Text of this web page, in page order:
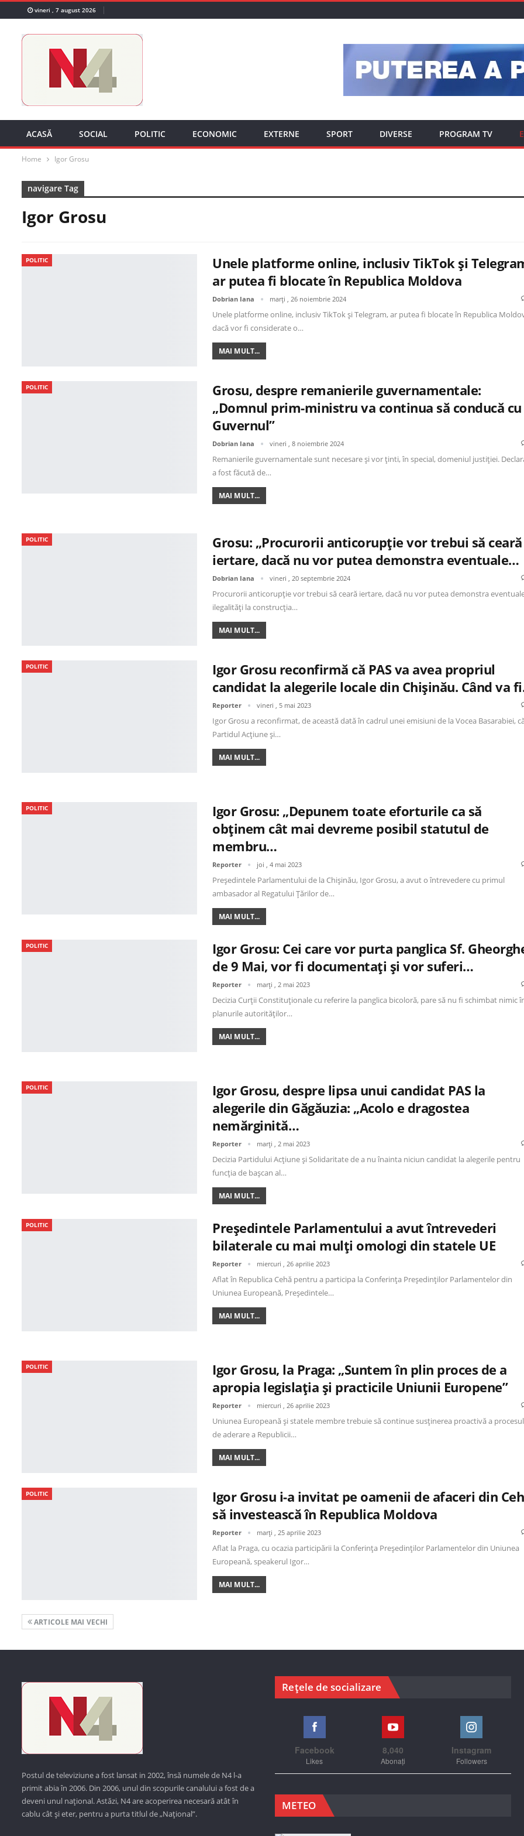
vineri , 7 august 2026
ACASĂ SOCIAL POLITIC ECONOMIC EXTERNE SPORT DIVERSE PROGRAM TV
Home Igor Grosu
navigare Tag
Igor Grosu
POLITIC
Unele platforme online, inclusiv TikTok și
ar putea fi blocate în Republica Moldova
Dobrian Iana marți , 26 noiembrie 2024
Unele platforme online, inclusiv TikTok și Telegram, ar putea fi blocate în Republica
dacă vor fi considerate o…
MAI MULT...
POLITIC
Grosu, despre remanierile guvernamentale:
„Domnul prim-ministru va continua să conducă cu
Guvernul”
Dobrian Iana vineri , 8 noiembrie 2024
Remanierile guvernamentale sunt necesare și vor ținti, în special, domeniul justiției.
a fost făcută de…
MAI MULT...
POLITIC
Grosu: „Procurorii anticorupție vor trebui să ceară
iertare, dacă nu vor putea demonstra eventuale…
Dobrian Iana vineri , 20 septembrie 2024
Procurorii anticorupție vor trebui să ceară iertare, dacă nu vor putea demonstra
ilegalități la construcția…
MAI MULT...
POLITIC
Igor Grosu reconfirmă că PAS va avea propriul
candidat la alegerile locale din Chișinău. Când va
Reporter vineri , 5 mai 2023
Igor Grosu a reconfirmat, de această dată în cadrul unei emisiuni de la Vocea Basarabiei,
Partidul Acțiune și…
MAI MULT...
POLITIC
Igor Grosu: „Depunem toate eforturile ca să
obținem cât mai devreme posibil statutul de
membru…
Reporter joi , 4 mai 2023
Președintele Parlamentului de la Chișinău, Igor Grosu, a avut o întrevedere cu primul
ambasador al Regatului Țărilor de…
MAI MULT...
POLITIC
Igor Grosu: Cei care vor purta panglica Sf.
de 9 Mai, vor fi documentați și vor suferi…
Reporter marți , 2 mai 2023
Decizia Curții Constituționale cu referire la panglica bicoloră, pare să nu fi schimbat nimic
planurile autorităților…
MAI MULT...
POLITIC
Igor Grosu, despre lipsa unui candidat PAS la
alegerile din Găgăuzia: „Acolo e dragostea
nemărginită…
Reporter marți , 2 mai 2023
Decizia Partidului Acțiune și Solidaritate de a nu înainta niciun candidat la alegerile pentru
funcția de bașcan al…
MAI MULT...
POLITIC
Președintele Parlamentului a avut întrevederi
bilaterale cu mai mulți omologi din statele UE
Reporter miercuri , 26 aprilie 2023
Aflat în Republica Cehă pentru a participa la Conferința Președinților Parlamentelor din
Uniunea Europeană, Președintele…
MAI MULT...
POLITIC
Igor Grosu, la Praga: „Suntem în plin proces de a
apropia legislația și practicile Uniunii Europene”
Reporter miercuri , 26 aprilie 2023
Uniunea Europeană și statele membre trebuie să continue susținerea proactivă a
de aderare a Republicii…
MAI MULT...
POLITIC
Igor Grosu i-a invitat pe oamenii de afaceri din
să investească în Republica Moldova
Reporter marți , 25 aprilie 2023
Aflat la Praga, cu ocazia participării la Conferința Președinților Parlamentelor din Uniunea
Europeană, speakerul Igor…
MAI MULT...
ARTICOLE MAI VECHI
Postul de televiziune a fost lansat in 2002, însă numele de N4 l-a
primit abia în 2006. Din 2006, unul din scopurile canalului a fost de a
deveni unul național. Astăzi, N4 are acoperirea necesară atât în
cablu cât și eter, pentru a purta titlul de „Național”.
Rețele de socializare
Facebook
Likes
8,040
Abonați
Instagram
Followers
METEO